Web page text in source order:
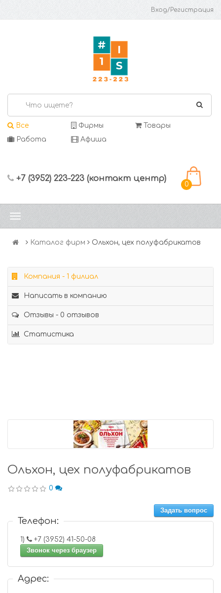
Вход/Регистрация
Все Фирмы
Товары
Работа
Афиша
+7 (3952) 223-223 (контакт центр)
0
Каталог фирм Ольхон, цех полуфабрикатов
Компания - 1 филиал
Написать в компанию
Отзывы - 0 отзывов
Статистика
Ольхон, цех полуфабрикатов
0
Задать вопрос
Телефон:
1)
+7 (3952) 41-50-08
Звонок через браузер
Адрес: